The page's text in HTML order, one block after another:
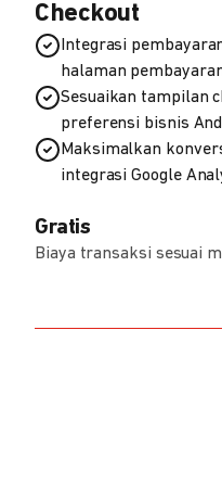
Checkout
Integrasi
halaman
Sesuaikan tampilan
preferensi bisnis
Maksimalkan
integrasi Google
Gratis
Biaya transaksi sesuai